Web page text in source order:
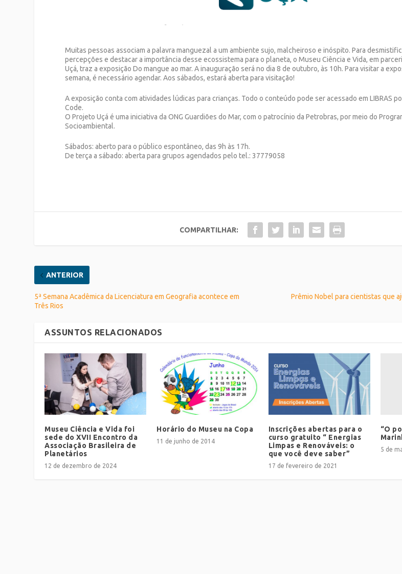
Muitas pessoas associam a palavra manguezal a um ambiente sujo, malcheiroso e inóspito. Para
percepções e destacar a importância desse ecossistema para o planeta, o Museu Ciência e Vida, em
Uçá, traz a exposição Do mangue ao mar. A inauguração será no dia 8 de outubro, às 10h. Para visitar a
semana, é necessário agendar. Aos sábados, estará aberta para visitação!
A exposição conta com atividades lúdicas para crianças. Todo o conteúdo pode ser acessado em LIBRAS
Code.
O Projeto Uçá é uma iniciativa da ONG Guardiões do Mar, com o patrocínio da Petrobras, por meio do
Socioambiental.
Sábados: aberto para o público espontâneo, das 9h às 17h.
De terça a sábado: aberta para grupos agendados pelo tel.: 37779058
COMPARTILHAR:
ANTERIOR
5ª Semana Acadêmica da Licenciatura em Geografia acontece em
Três Rios
Prêmio Nobel para cientistas que
ASSUNTOS RELACIONADOS
Museu Ciência e Vida foi
sede do XVII Encontro da
Associação Brasileira de
Planetários
12 de dezembro de 2024
Horário do Museu na Copa
11 de junho de 2014
Inscrições abertas para o
curso gratuito “ Energias
Limpas e Renováveis: o
que você deve saber”
17 de fevereiro de 2021
“O
5 de